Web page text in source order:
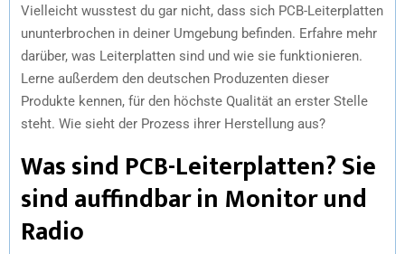
Vielleicht wusstest du gar nicht, dass sich PCB-Leiterplatten
ununterbrochen in deiner Umgebung befinden. Erfahre mehr
darüber, was Leiterplatten sind und wie sie funktionieren.
Lerne außerdem den deutschen Produzenten dieser
Produkte kennen, für den höchste Qualität an erster Stelle
steht. Wie sieht der Prozess ihrer Herstellung aus?
Was sind PCB-Leiterplatten? Sie
sind auffindbar in Monitor und
Radio